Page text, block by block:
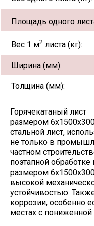
Площадь одного
Вес 1 м2 листа (кг):
Ширина (мм):
Толщина (мм):
Горячекатаный лист
размером
стальной лист,
не только в
частном
поэтапной обработке
размером
высокой
устойчивостью.
коррозии, особенно
местах с